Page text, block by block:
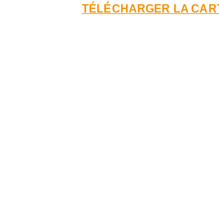
TÉLÉCHARGER LA